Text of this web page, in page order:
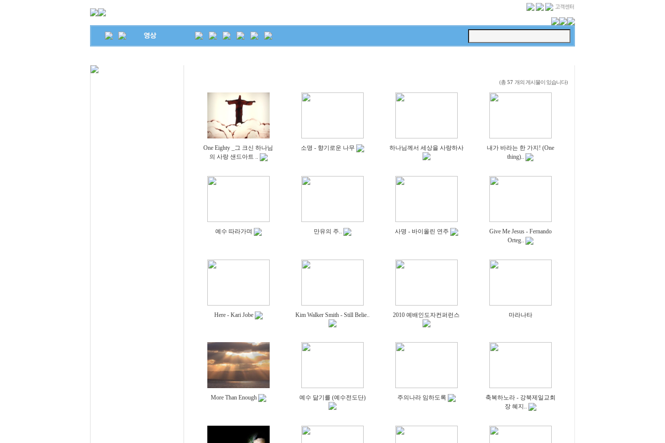
(총 57 개의 게시물이 있습니다)
One Eighty _그 크신 하나님
의 사랑 샌드아트 ..
소명 - 향기로운 나무 하나님께서 세상을 사랑하사
내가 바라는 한 가지! (One
thing)..
예수 따라가며 만유의 주.. 사명 - 바이올린 연주
Give Me Jesus - Fernando
Orteg..
Here - Kari Jobe Kim Walker Smith - Still Belie.. 2010 예배인도자컨퍼런스 마라나타
More Than Enough 예수 닮기를 (예수전도단) 주의나라 임하도록
축복하노라 - 강북제일교회
장 혜지..